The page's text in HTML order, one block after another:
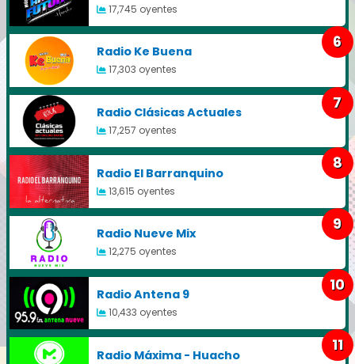
17,745 oyentes
Radio Ke Buena
17,303 oyentes
6
Radio Clásicas Actuales
17,257 oyentes
7
Radio El Barranquino
13,615 oyentes
8
Radio Nueve Mix
12,275 oyentes
9
Radio Antena 9
10,433 oyentes
10
Radio Máxima - Huacho
11